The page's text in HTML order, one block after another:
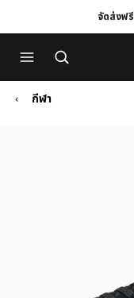
to
Main
content
to
Footer
Content
จัดส่งฟรี
กีฬา